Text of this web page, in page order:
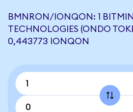
BMNRON/IONQON: 1
TECHNOLOGIES (ONDO
0,443773 IONQON